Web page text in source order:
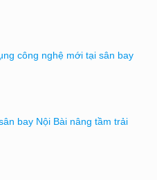
công nghệ mới tại sân bay
bay Nội Bài nâng tầm trải